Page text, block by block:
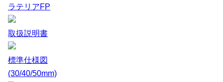
ラテリアFP
取扱説明書
標準仕様図
(30/40/50mm)